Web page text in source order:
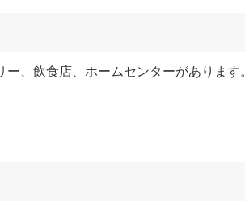
、飲食店、ホームセンターがあります。